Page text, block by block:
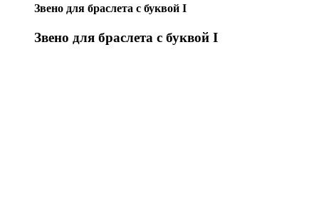
Звено для браслета с буквой I
Звено для браслета с буквой I